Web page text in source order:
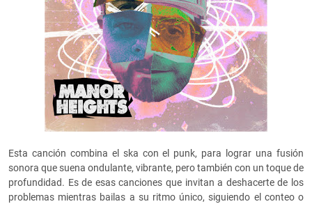
Esta canción combina el ska con el punk, para lograr una fusión
sonora que suena ondulante, vibrante, pero también con un toque de
profundidad. Es de esas canciones que invitan a deshacerte de los
problemas mientras bailas a su ritmo único, siguiendo el conteo o